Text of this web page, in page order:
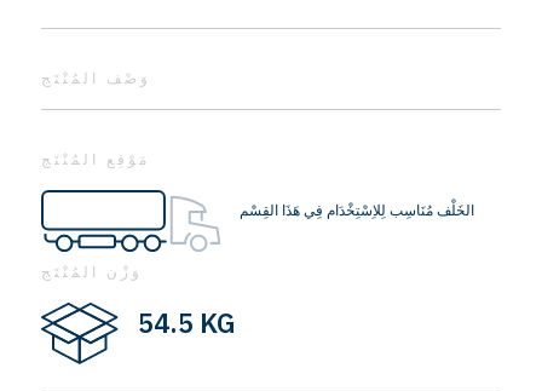
وَصْف المُنْتَج
مَوْقِع المُنْتَج
الخَلْف مُنَاسِب لِلاِسْتِخْدَام فِي هَذَا القِسْم
وَزْن المُنْتَج
54.5 KG